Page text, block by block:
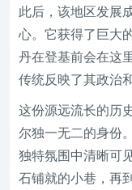
此后，该地区发展
心。它获得了巨大
丹在登基前会在这
传统反映了其政治
这份源远流长的历
尔独一无二的身份
独特氛围中清晰可
石铺就的小巷，再